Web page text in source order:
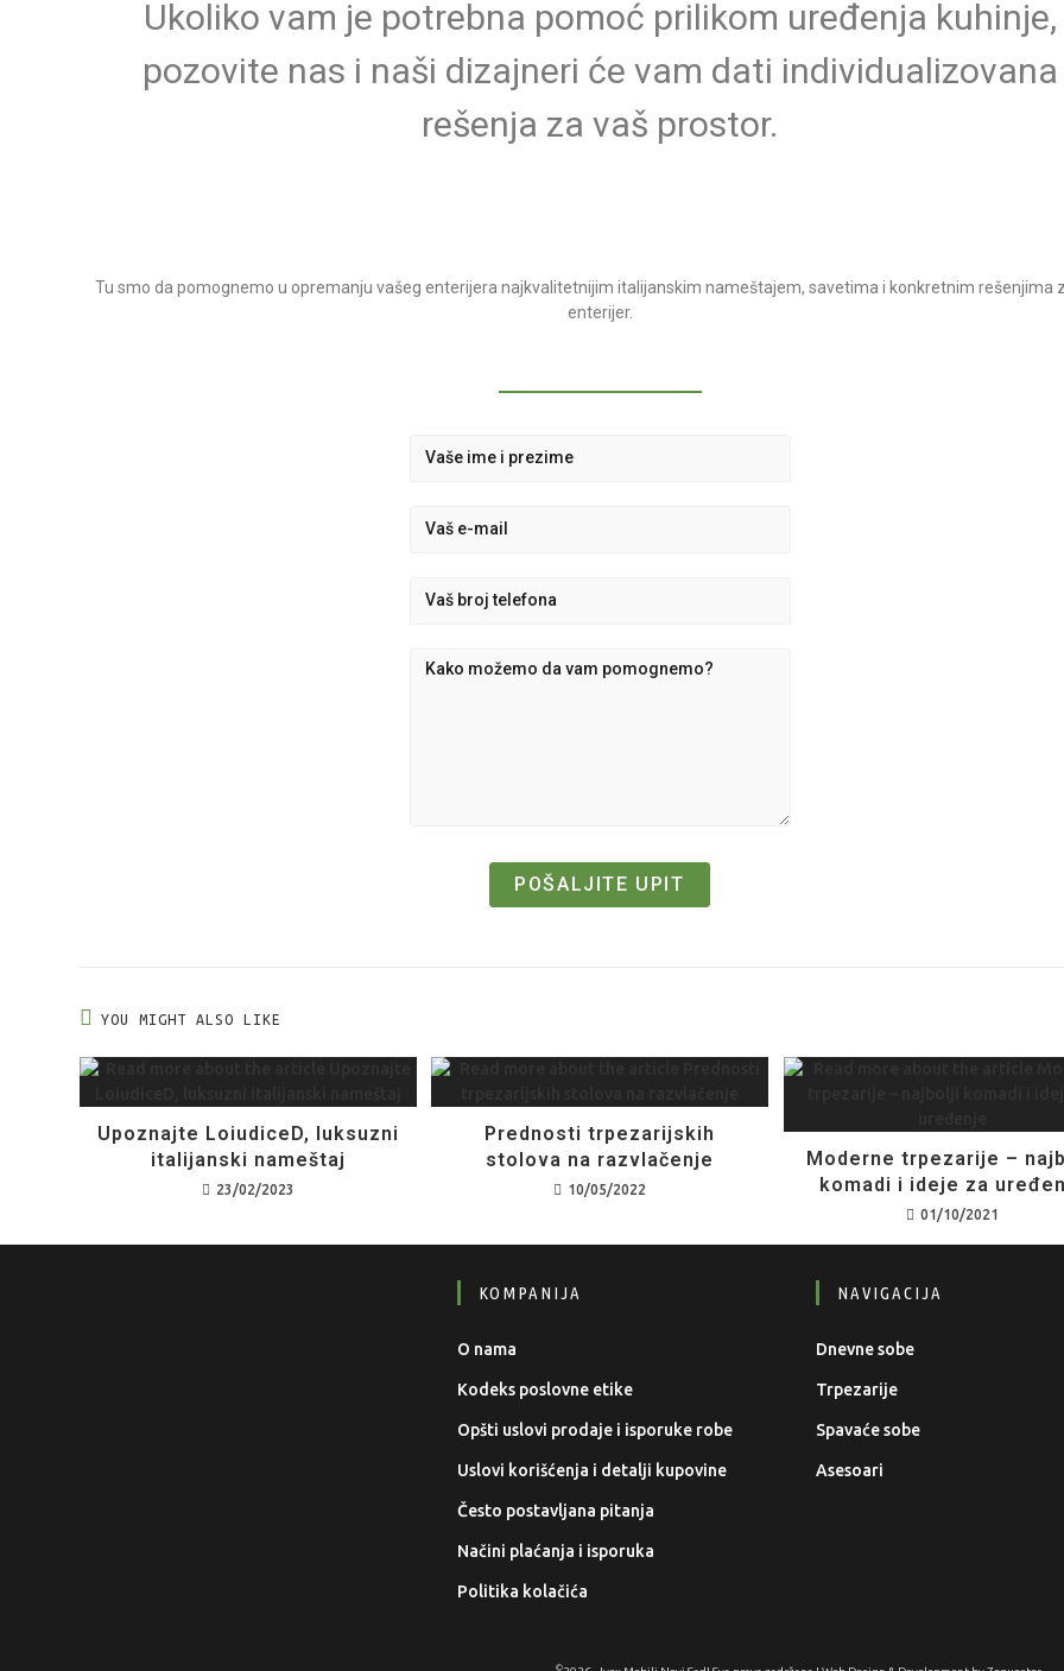
Ukoliko vam je potrebna pomoć prilikom uređenja kuhinje,
pozovite nas i naši dizajneri će vam dati individualizovana
rešenja za vaš prostor.
Tu smo da pomognemo u opremanju vašeg enterijera najkvalitetnijim italijanskim nameštajem, savetima i konkretnim rešenjima
enterijer.
YOU MIGHT ALSO LIKE
Upoznajte LoiudiceD, luksuzni
italijanski nameštaj
23/02/2023
Prednosti trpezarijskih
stolova na razvlačenje
10/05/2022
Moderne trpezarije –
komadi i ideje za
01/10/2021
KOMPANIJA
O nama
Kodeks poslovne etike
Opšti uslovi prodaje i isporuke robe
Uslovi korišćenja i detalji kupovine
Često postavljana pitanja
Načini plaćanja i isporuka
Politika kolačića
NAVIGACIJA
Dnevne sobe
Trpezarije
Spavaće sobe
Asesoari
©